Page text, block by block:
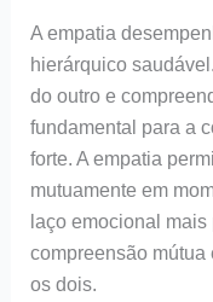
A empatia
hierárquico
do outro e
fundamental para a
forte. A empatia
mutuamente em
laço emocional
compreensão mútua
os dois.